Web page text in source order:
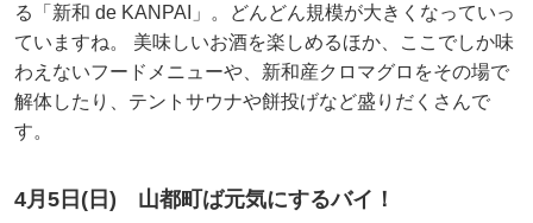
る「新和 de KANPAI」。どんどん規模が大きくなっていっ
ていますね。 美味しいお酒を楽しめるほか、ここでしか味
わえないフードメニューや、新和産クロマグロをその場で
解体したり、テントサウナや餅投げなど盛りだくさんで
す。
4月5日(日) 山都町ば元気にするバイ！